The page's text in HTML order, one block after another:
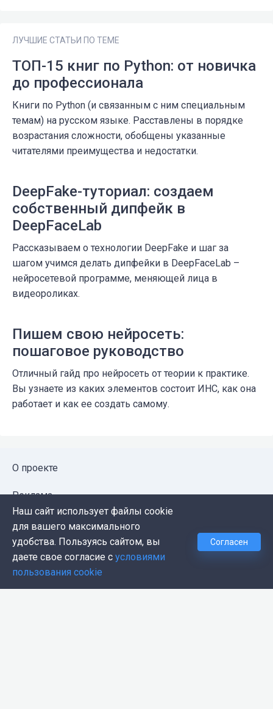
ЛУЧШИЕ СТАТЬИ ПО ТЕМЕ
ТОП-15 книг по Python: от новичка
до профессионала
Книги по Python (и связанным с ним специальным
темам) на русском языке. Расставлены в порядке
возрастания сложности, обобщены указанные
читателями преимущества и недостатки.
DeepFake-туториал: создаем
собственный дипфейк в
DeepFaceLab
Рассказываем о технологии DeepFake и шаг за
шагом учимся делать дипфейки в DeepFaceLab –
нейросетевой программе, меняющей лица в
видеороликах.
Пишем свою нейросеть:
пошаговое руководство
Отличный гайд про нейросеть от теории к практике.
Вы узнаете из каких элементов состоит ИНС, как она
работает и как ее создать самому.
О проекте
Реклама
Публичная оферта
Политика конфиденциальности
Контакты
Наш сайт использует файлы cookie
для вашего максимального
удобства. Пользуясь сайтом, вы
даете свое согласие с условиями
пользования cookie
Согласен